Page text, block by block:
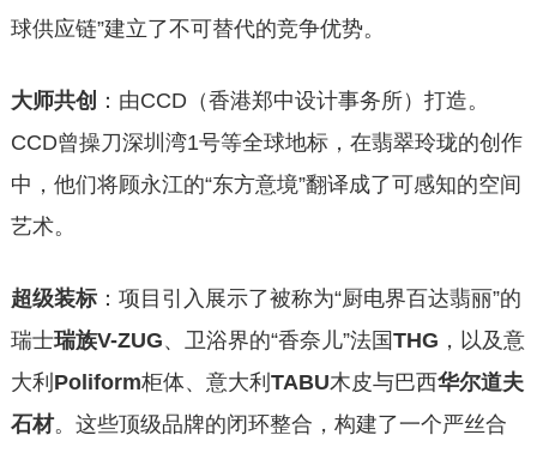
球供应链”建立了不可替代的竞争优势。
大师共创 ：由CCD（香港郑中设计事务所）打造。
CCD曾操刀深圳湾1号等全球地标，在翡翠玲珑的创作
中，他们将顾永江的“东方意境”翻译成了可感知的空间
艺术。
超级装标：项目引入展示了被称为“厨电界百达翡丽”的
瑞士瑞族V-ZUG、卫浴界的“香奈儿”法国THG ，以及意
大利 Poliform柜体、意大利 TABU木皮与巴西华尔道夫
石材。这些顶级品牌的闭环整合，构建了一个严丝合